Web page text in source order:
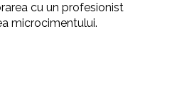
cu un profesionist
microcimentului.